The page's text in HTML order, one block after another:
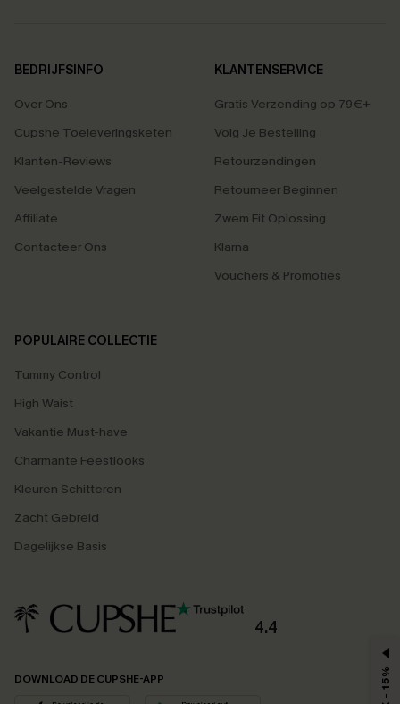
BEDRIJFSINFO
Over Ons
Cupshe Toeleveringsketen
Klanten-Reviews
Veelgestelde Vragen
Affiliate
Contacteer Ons
KLANTENSERVICE
Gratis Verzending op 79€+
Volg Je Bestelling
Retourzendingen
Retourneer Beginnen
Zwem Fit Oplossing
Klarna
Vouchers & Promoties
POPULAIRE COLLECTIE
Tummy Control
High Waist
Vakantie Must-have
Charmante Feestlooks
Kleuren Schitteren
Zacht Gebreid
Dagelijkse Basis
4.4
DOWNLOAD DE CUPSHE-APP